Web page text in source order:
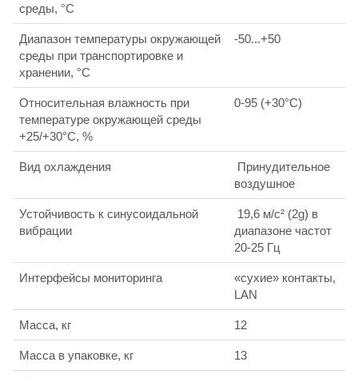
среды, °С
Диапазон температуры окружающей
среды при транспортировке и
хранении, °С
-50...+50
Относительная влажность при
температуре окружающей среды
+25/+30°С, %
0-95 (+30°С)
Вид охлаждения
Принудительное
воздушное
Устойчивость к синусоидальной
вибрации
19,6 м/с² (2g) в
диапазоне частот
20-25 Гц
Интерфейсы мониторинга
«сухие» контакты,
LAN
Масса, кг 12
Масса в упаковке, кг 13